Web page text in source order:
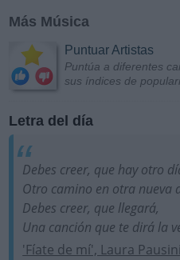
Más Música
Puntuar Artistas
Puntúa a diferentes
sus índices de
Letra del día
Debes creer, que hay otro
Otro camino en otra nueva
Debes creer, que llegará,
Una canción que te dirá la
'Fíate de mí', Laura Pausini